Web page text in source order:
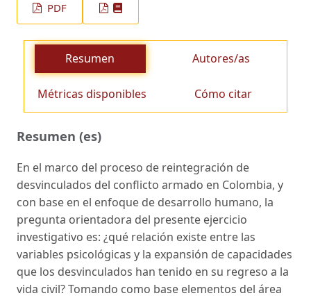
PDF
Resumen Autores/as
Métricas disponibles Cómo citar
Resumen (es)
En el marco del proceso de reintegración de
desvinculados del conflicto armado en Colombia, y
con base en el enfoque de desarrollo humano, la
pregunta orientadora del presente ejercicio
investigativo es: ¿qué relación existe entre las
variables psicológicas y la expansión de capacidades
que los desvinculados han tenido en su regreso a la
vida civil? Tomando como base elementos del área